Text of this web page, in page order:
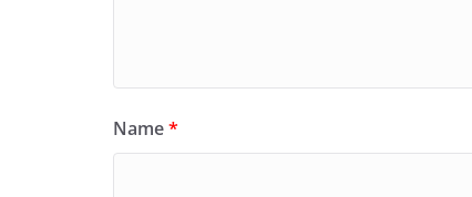
Name*